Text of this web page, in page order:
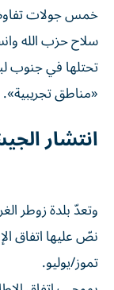
خمس جولات
سلاح حزب الله
تحتلها في جنوب
«مناطق تجريبية».
انتشار
وتعدّ بلدة زوطر
تموز/يوليو.